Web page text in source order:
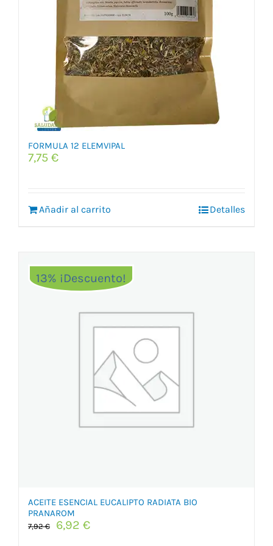
FORMULA 12 ELEMVIPAL
7,75 €
Añadir al carrito Detalles
13% ¡Descuento!
ACEITE ESENCIAL EUCALIPTO RADIATA BIO
PRANAROM
7,92€
El
6,92 €El